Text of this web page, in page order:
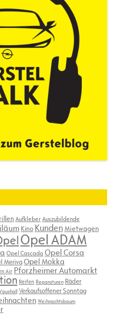
AufkleberAuszubildende
Kino KundenMietwagen
Opel ADAM
Opel Cascada Opel Corsa
MerivaOpel Mokka
Air Pforzheimer Automarkt
Reifen Reparaturen Räder
Verkaufsoffener Sonntag
Weihnachtsbaum